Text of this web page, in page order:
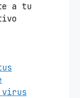
a tu
virus